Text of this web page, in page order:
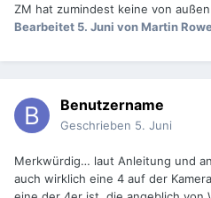
ZM hat zumindest keine von
Bearbeitet 5. Juni von Martin
Benutzername
Geschrieben 5. Juni
Merkwürdig… laut Anleitung und
auch wirklich eine 4 auf der